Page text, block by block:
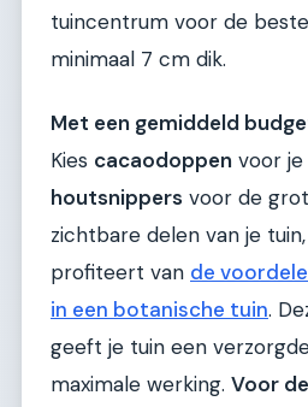
tuincentrum voor de
minimaal 7 cm dik.
Met een gemiddeld
Kies cacaodoppen voor
houtsnippers voor de
zichtbare delen van je
profiteert van de
in een botanische tuin.
geeft je tuin een
maximale werking. Voor